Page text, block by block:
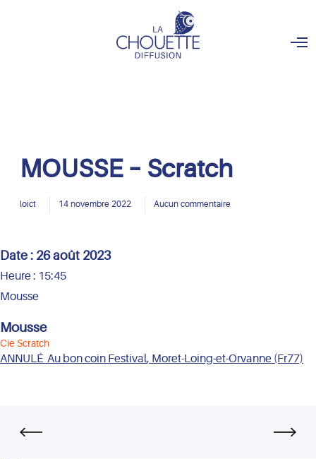
O
MOUSSE – Scratch
loict 14 novembre 2022 Aucun commentaire
Date : 26 août 2023
Heure : 15:45
Mousse
Mousse
Cie Scratch
ANNULÉ Au bon coin Festival, Moret-Loing-et-Orvanne (Fr77)